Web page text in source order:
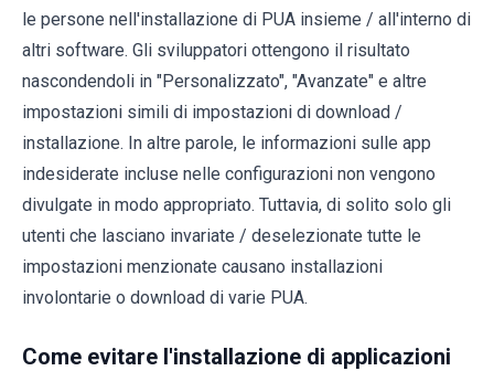
le persone nell'installazione di PUA insieme / all'interno di
altri software. Gli sviluppatori ottengono il risultato
nascondendoli in "Personalizzato", "Avanzate" e altre
impostazioni simili di impostazioni di download /
installazione. In altre parole, le informazioni sulle app
indesiderate incluse nelle configurazioni non vengono
divulgate in modo appropriato. Tuttavia, di solito solo gli
utenti che lasciano invariate / deselezionate tutte le
impostazioni menzionate causano installazioni
involontarie o download di varie PUA.
Come evitare l'installazione di applicazioni